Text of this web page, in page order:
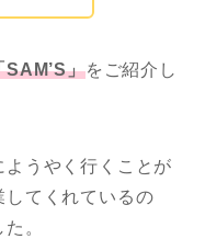
SAM’S」をご紹介し
ようやく行くことが
してくれているの
。